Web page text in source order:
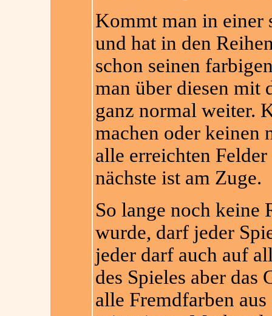
Kommt man in einer
und hat in den
schon seinen
man über diesen mit
ganz normal weiter.
machen oder keinen
alle erreichten
nächste ist am Zuge.
So lange noch keine
wurde, darf jeder
jeder darf auch auf
des Spieles aber
alle Fremdfarben